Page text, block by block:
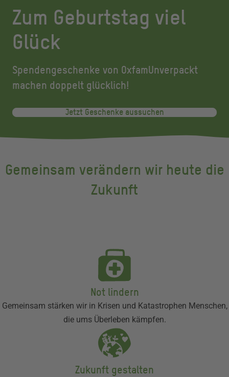
Zum Geburtstag viel
Glück
Spendengeschenke von OxfamUnverpackt
machen doppelt glücklich!
Jetzt Geschenke aussuchen
Gemeinsam verändern wir heute die
Zukunft
Not lindern
Gemeinsam stärken wir in Krisen und Katastrophen Menschen,
die ums Überleben kämpfen.
Zukunft gestalten